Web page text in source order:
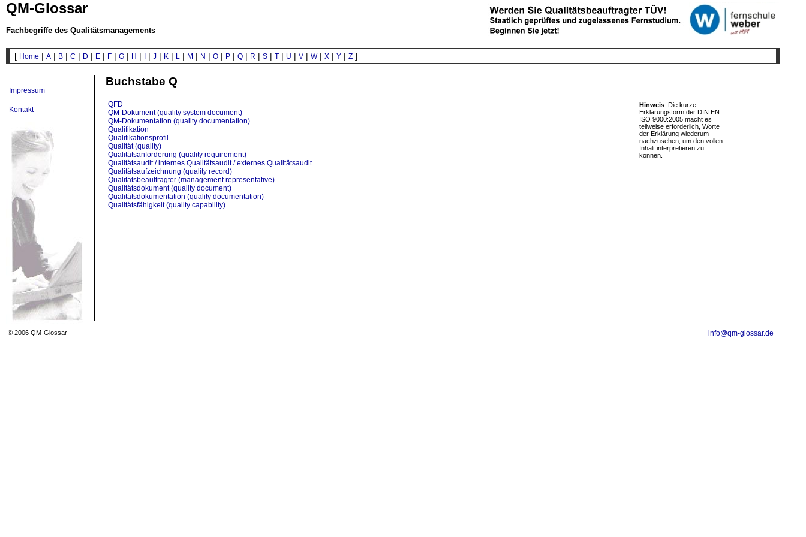
QM-Glossar
Fachbegriffe des Qualitätsmanagements
[ Home | A| B| C | D | E| F| G| H | | J| K | L | M | N | O| P| Q| R | S| T| U | V| W| X| Y| Z]
Hinweis: Die kurze
Erklärungsform der DIN EN
ISO 9000:2005 macht es
teilweise erforderlich, Worte
der Erklärung wiederum
nachzusehen, um den vollen
Inhalt interpretieren zu
können.
Impressum
Kontakt
Buchstabe Q
QFD
QM-Dokument (quality system document)
QM-Dokumentation (quality documentation)
Qualifikation
Qualifikationsprofil
Qualität (quality)
Qualitätsanforderung (quality requirement)
Qualitätsaudit / internes Qualitätsaudit / externes Qualitätsaudit
Qualitätsaufzeichnung (quality record)
Qualitätsbeauftragter (management representative)
Qualitätsdokument (quality document)
Qualitätsdokumentation (quality documentation)
Qualitätsfähigkeit (quality capability)
© 2006 QM-Glossar info@qm-glossar.de